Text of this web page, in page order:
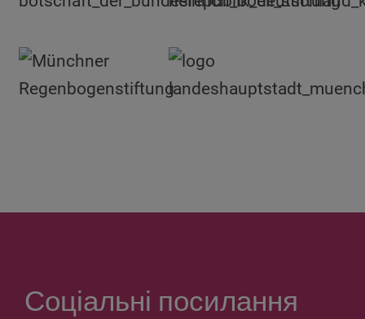
Соціальні посилання